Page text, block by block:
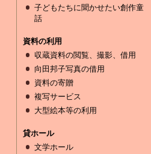
子どもたちに聞かせたい創作童
話
資料の利用
収蔵資料の閲覧、撮影、借用
向田邦子写真の借用
資料の寄贈
複写サービス
大型絵本等の利用
貸ホール
文学ホール